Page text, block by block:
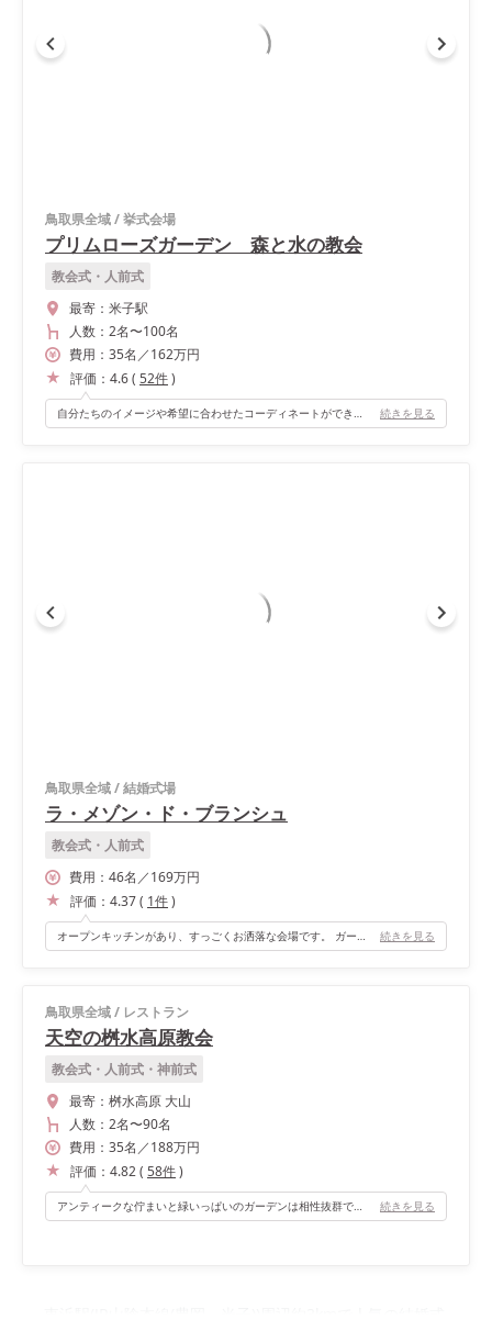
鳥取県全域/挙式会場
プリムローズガーデン 森と水の教会
教会式・人前式
最寄： 米子駅
人数： 2名〜100名
費用： 35名 ／162万円
評価： 4.6( 52件)
自分たちのイメージや希望に合わせたコーディネートができること。 続きを見る
鳥取県全域/結婚式場
ラ・メゾン・ド・ブランシュ
教会式・人前式
費用： 46名 ／169万円
評価： 4.37( 1件)
オープンキッチンがあり、すっごくお洒落な会場です。 ガーデンもあるので、ガーデン入場ができたり いろんな演出ができます(o^^o)❤️ 続きを見る
鳥取県全域/ レストラン
天空の桝水高原教会
教会式・人前式・神前式
最寄： 桝水高原 大山
人数： 2名〜90名
費用： 35名 ／188万円
評価： 4.82( 58件)
アンティークな佇まいと緑いっぱいのガーデンは相性抜群です。ミシュラン掲載のイタリアンのフルコースがとにかく美味しく、最高のおもてなしができます。 ガーデンや会場のオープンキッチンを使用して様々な演出ができるのも魅力的でした。 続きを見る